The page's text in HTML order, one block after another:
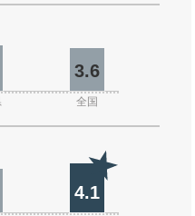
3.6
全国
4.1